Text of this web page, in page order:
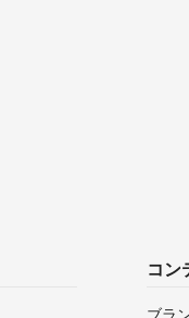
コン
ブラ